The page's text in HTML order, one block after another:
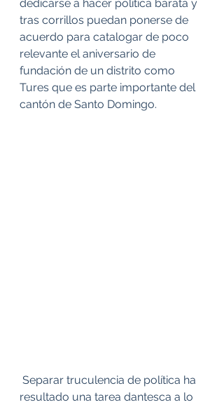
dedicarse a hacer política barata y
tras corrillos puedan ponerse de
acuerdo para catalogar de poco
relevante el aniversario de
fundación de un distrito como
Tures que es parte importante del
cantón de Santo Domingo.
resultado una tarea dantesca a lo